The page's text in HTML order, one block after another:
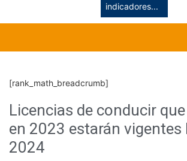
indicadores...
[rank_math_breadcrumb]
Licencias de conducir
en 2023 estarán vigentes
2024